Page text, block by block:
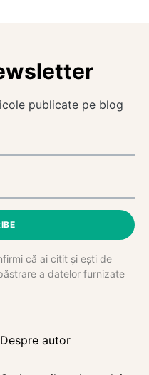
publicate pe blog
că ai citit și ești de
a datelor furnizate
Despre autor